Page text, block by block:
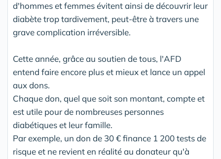
d'hommes et femmes évitent ainsi de découvrir leur
diabète trop tardivement, peut-être à travers une
grave complication irréversible.
Cette année, grâce au soutien de tous, l'AFD
entend faire encore plus et mieux et lance un appel
aux dons.
Chaque don, quel que soit son montant, compte et
est utile pour de nombreuses personnes
diabétiques et leur famille.
Par exemple, un don de 30 € finance 1 200 tests de
risque et ne revient en réalité au donateur qu'à